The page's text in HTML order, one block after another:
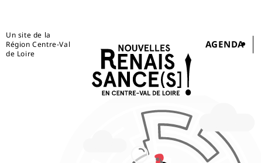
Un site de la
Région Centre-Val
de Loire
AGENDA